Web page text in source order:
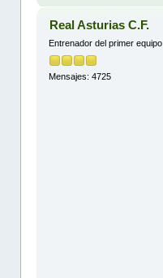
Real Asturias C.F.
Entrenador del primer equipo
Mensajes: 4725